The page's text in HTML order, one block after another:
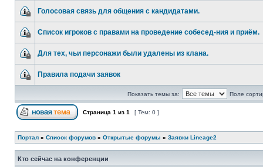
Голосовая связь для общения с кандидатами.
Список игроков с правами на проведение собесед-ния и приём.
Для тех, чьи персонажи были удалены из клана.
Правила подачи заявок
Показать темы за: Поле
Страница 1 из 1 [ Тем: 0 ]
Портал » Список форумов » Открытые форумы » Заявки Lineage2
Кто сейчас на конференции